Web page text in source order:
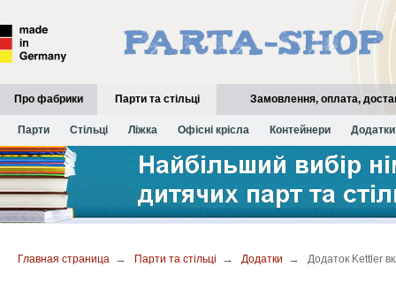
Про фабрики
Історія марки Kettler Історія марки Paidi Історія марки Topstar
Парти та стільці
Парти Стільці Ліжка Офісні крісла Контейнери Додатки
Замовлення, оплата,
Главная страница → Парти та стільці → Додатки → Додаток Kettler